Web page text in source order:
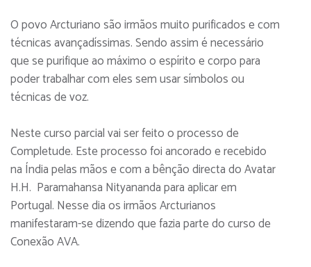
O povo Arcturiano são irmãos muito purificados e com
técnicas avançadíssimas. Sendo assim é necessário
que se purifique ao máximo o espírito e corpo para
poder trabalhar com eles sem usar símbolos ou
técnicas de voz.
Neste curso parcial vai ser feito o processo de
Completude. Este processo foi ancorado e recebido
na Índia pelas mãos e com a bênção directa do Avatar
H.H. Paramahansa Nityananda para aplicar em
Portugal. Nesse dia os irmãos Arcturianos
manifestaram-se dizendo que fazia parte do curso de
Conexão AVA.